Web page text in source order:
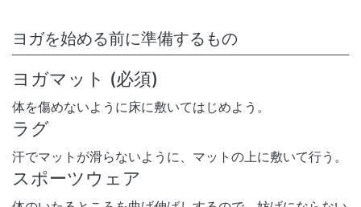
ヨガを始める前に準備するもの
ヨガマット (必須)
体を傷めないように床に敷いてはじめよう。
ラグ
汗でマットが滑らないように、マットの上に敷いて行う。
スポーツウェア